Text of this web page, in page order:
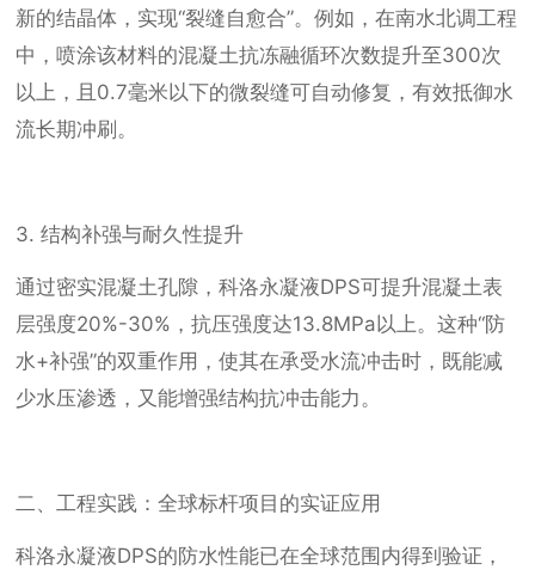
新的结晶体，实现“裂缝自愈合”。例如，在南水北调工程
中，喷涂该材料的混凝土抗冻融循环次数提升至300次
以上，且0.7毫米以下的微裂缝可自动修复，有效抵御水
流长期冲刷。
3. 结构补强与耐久性提升
通过密实混凝土孔隙，科洛永凝液DPS可提升混凝土表
层强度20%-30%，抗压强度达13.8MPa以上。这种“防
水+补强”的双重作用，使其在承受水流冲击时，既能减
少水压渗透，又能增强结构抗冲击能力。
二、工程实践：全球标杆项目的实证应用
科洛永凝液DPS的防水性能已在全球范围内得到验证，